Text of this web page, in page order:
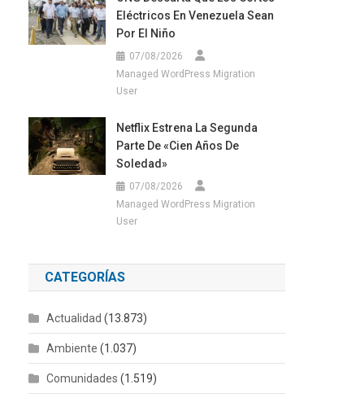
Eléctricos En Venezuela Sean
Por El Niño
07/08/2026
Managed WordPress Migration
User
Netflix Estrena La Segunda
Parte De «Cien Años De
Soledad»
07/08/2026
Managed WordPress Migration
User
CATEGORÍAS
Actualidad (13.873)
Ambiente (1.037)
Comunidades (1.519)